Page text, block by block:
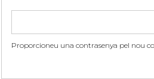
Proporcioneu una contrasenya pel nou